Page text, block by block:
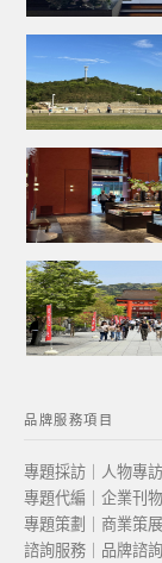
品牌服務項目
專題採訪｜人物專
專題代編｜企業刊
專題策劃｜商業策
諮詢服務｜品牌諮